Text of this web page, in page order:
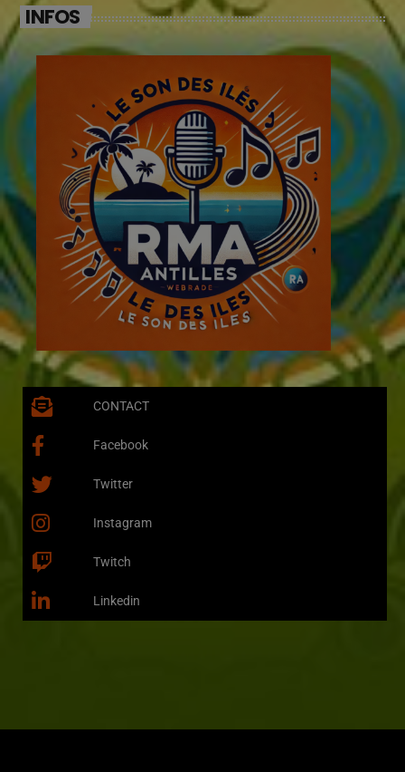
INFOS
CONTACT
Facebook
Twitter
Instagram
Twitch
Linkedin